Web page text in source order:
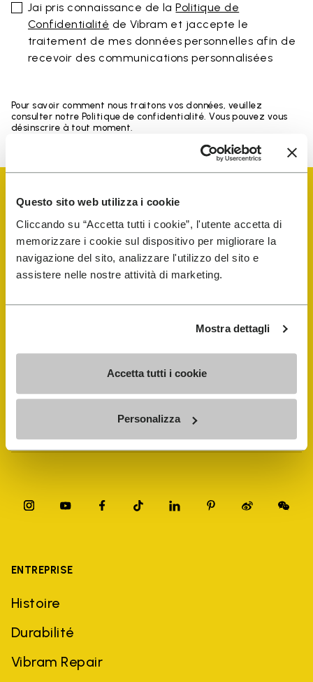
Questo sito web utilizza i cookie
Cliccando su “Accetta tutti i cookie”, l'utente accetta di
memorizzare i cookie sul dispositivo per migliorare la
navigazione del sito, analizzare l'utilizzo del sito e
assistere nelle nostre attività di marketing.
Mostra dettagli
Accetta tutti i cookie
Personalizza
Jai pris connaissance de laPolitique de
Confidentialité de Vibram et jaccepte le
traitement de mes données personnelles afin de
recevoir des communications personnalisées
Pour savoir comment nous traitons vos données, veuillez
consulter notre Politique de confidentialité. Vous pouvez vous
désinscrire à tout moment.
Vibram Events
FiveFingers Guide
ENTREPRISE
Histoire
Durabilité
Vibram Repair